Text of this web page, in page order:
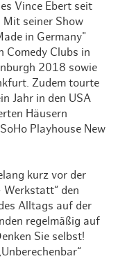
Vince Ebert seit
Mit seiner Show
in Germany"
Comedy Clubs in
2018 sowie
Zudem tourte
Jahr in den USA
Häusern
Playhouse New
kurz vor der
Werkstatt“ den
Alltags auf der
regelmäßig auf
Sie selbst!